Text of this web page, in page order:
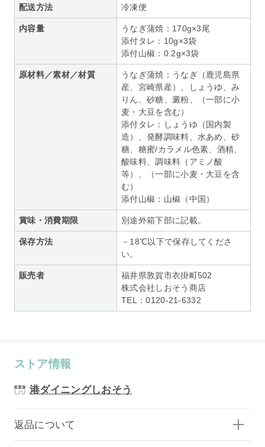
配送方法 冷凍便
内容量
うなぎ蒲焼：170g×3尾
添付タレ：10g×3袋
添付山椒：0.2g×3袋
原材料／素材／材質
うなぎ蒲焼：うなぎ（鹿児島県
産、宮崎県産）、しょうゆ、み
りん、砂糖、澱粉、（一部に小
麦・大豆を含む）
添付タレ：しょうゆ（国内製
造）、発酵調味料、水あめ、砂
糖、糖蜜/カラメル色素、酒精、
酸味料、調味料（アミノ酸
等）、（一部に小麦・大豆を含
む）
添付山椒：山椒（中国）
賞味・消費期限 別途外箱下部に記載。
保存方法
－18℃以下で保存してくださ
い。
販売者
福井県敦賀市衣掛町502
株式会社しおそう商店
TEL：0120-21-6332
ストア情報
港ダイニングしおそう
返品について